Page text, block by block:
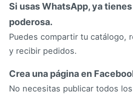
Si usas WhatsApp, ya
poderosa.
Puedes compartir tu catálogo,
y recibir pedidos.
Crea una página en
No necesitas publicar todos